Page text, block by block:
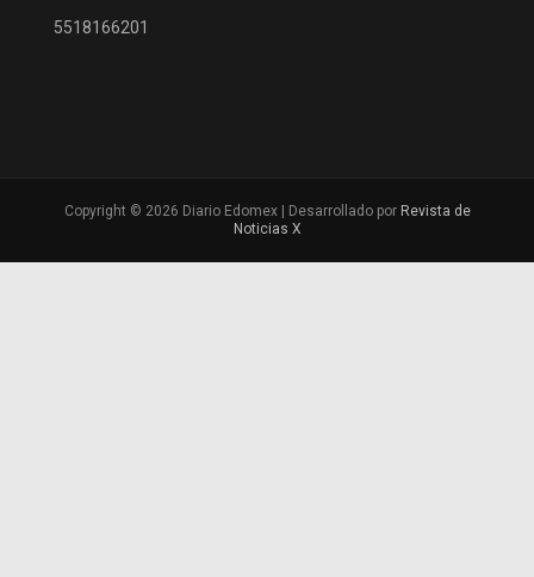
5518166201
Copyright © 2026 Diario Edomex | Desarrollado por Revista de
Noticias X